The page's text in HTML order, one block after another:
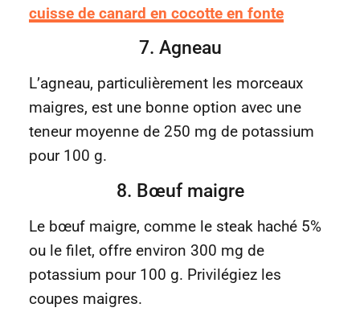
cuisse de canard en cocotte en fonte
7. Agneau
L’agneau, particulièrement les morceaux
maigres, est une bonne option avec une
teneur moyenne de 250 mg de potassium
pour 100 g.
8. Bœuf maigre
Le bœuf maigre, comme le steak haché 5%
ou le filet, offre environ 300 mg de
potassium pour 100 g. Privilégiez les
coupes maigres.